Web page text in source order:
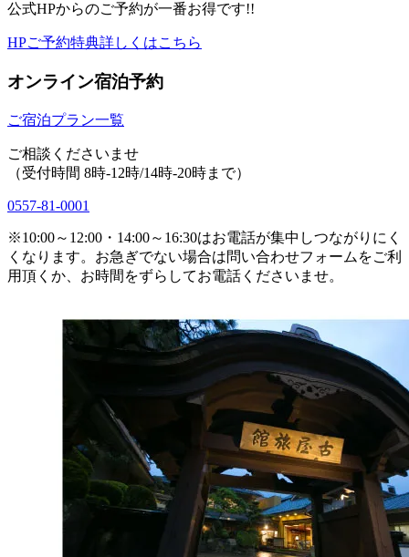
公式HPからのご予約が一番お得です!!
HPご予約特典詳しくはこちら
オンライン宿泊予約
ご宿泊プラン一覧
ご相談くださいませ
（受付時間 8時-12時/14時-20時まで）
0557-81-0001
※10:00～12:00・14:00～16:30はお電話が集中しつながりにく
くなります。お急ぎでない場合は問い合わせフォームをご利
用頂くか、お時間をずらしてお電話くださいませ。